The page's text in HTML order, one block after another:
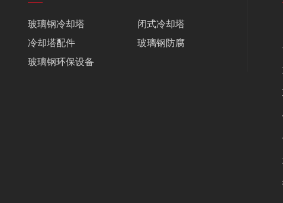
玻璃钢冷却塔
闭式冷却塔
冷却塔配件
玻璃钢防腐
玻璃钢环保设备